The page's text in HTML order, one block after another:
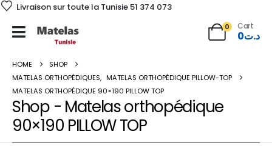
Livraison sur toute la Tunisie 51 374 073
0 Cart
د.ت0
HOME
SHOP
MATELAS ORTHOPÉDIQUES, MATELAS ORTHOPÉDIQUE PILLOW-TOP
MATELAS ORTHOPÉDIQUE 90×190 PILLOW TOP
Shop - Matelas orthopédique
90×190 PILLOW TOP